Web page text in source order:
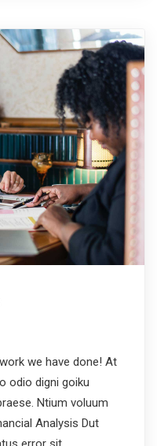
we have done! At
odio digni goiku
Ntium voluum
Analysis Dut